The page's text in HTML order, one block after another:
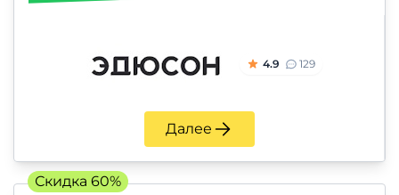
4.9 129
Далее
Скидка 60%
Репетиторы